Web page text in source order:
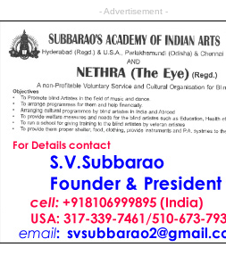
- Advertisement -